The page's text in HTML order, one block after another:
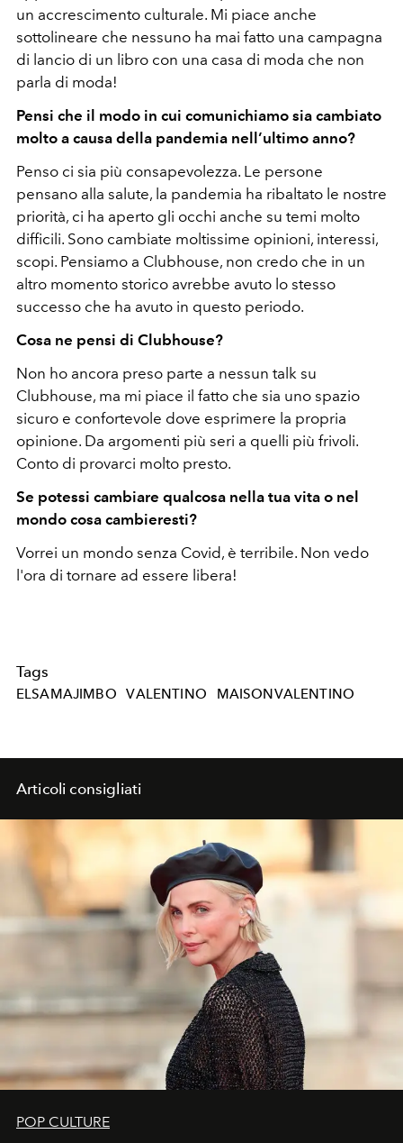
un accrescimento culturale. Mi piace anche
sottolineare che nessuno ha mai fatto una campagna
di lancio di un libro con una casa di moda che non
parla di moda!
Pensi che il modo in cui comunichiamo sia cambiato
molto a causa della pandemia nell’ultimo anno?
Penso ci sia più consapevolezza. Le persone
pensano alla salute, la pandemia ha ribaltato le nostre
priorità, ci ha aperto gli occhi anche su temi molto
difficili. Sono cambiate moltissime opinioni, interessi,
scopi. Pensiamo a Clubhouse, non credo che in un
altro momento storico avrebbe avuto lo stesso
successo che ha avuto in questo periodo.
Cosa ne pensi di Clubhouse?
Non ho ancora preso parte a nessun talk su
Clubhouse, ma mi piace il fatto che sia uno spazio
sicuro e confortevole dove esprimere la propria
opinione. Da argomenti più seri a quelli più frivoli.
Conto di provarci molto presto.
Se potessi cambiare qualcosa nella tua vita o nel
mondo cosa cambieresti?
Vorrei un mondo senza Covid, è terribile. Non vedo
l'ora di tornare ad essere libera!
Tags
ELSAMAJIMBO VALENTINO MAISONVALENTINO
Articoli consigliati
POP CULTURE